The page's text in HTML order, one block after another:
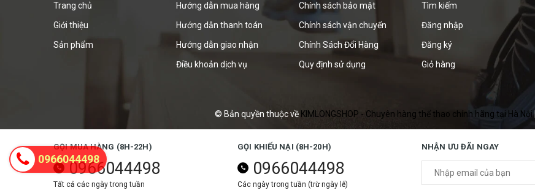
Trang chủ
Giới thiệu
Sản phẩm
Hướng dẫn mua hàng
Hướng dẫn thanh toán
Hướng dẫn giao nhận
Điều khoản dịch vụ
Chính sách bảo mật
Chính sách vận chuyển
Chính Sách Đổi Hàng
Quy định sử dụng
Tìm kiếm
Đăng nhập
Đăng ký
Giỏ hàng
© Bản quyền thuộc về KIMLONGSHOP - Chuyên hàng thể thao chính hãng tại Hà Nội
GỌI MUA HÀNG (8H-22H)
0966044498
Tất cả các ngày trong tuần
GỌI KHIẾU NẠI (8H-20H)
0966044498
Các ngày trong tuần (trừ ngày lễ)
NHẬN ƯU ĐÃI NGAY
0966044498